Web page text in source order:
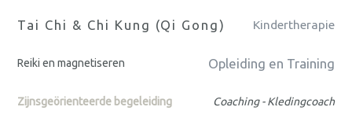
Tai Chi & Chi Kung (Qi Gong) Kindertherapie
Reiki en magnetiseren Opleiding en Training
Zijnsgeörienteerde begeleiding Coaching - Kledingcoach